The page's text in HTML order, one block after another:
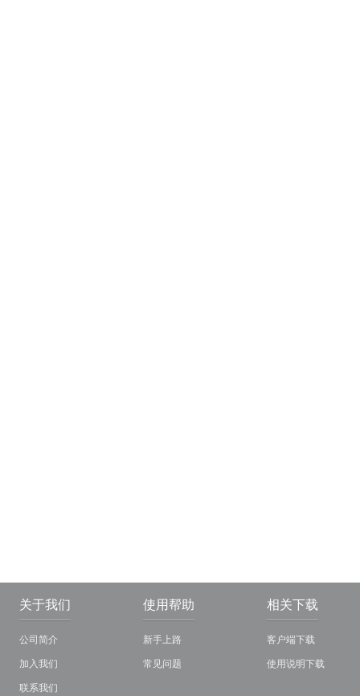
关于我们
公司简介
加入我们
联系我们
使用帮助
新手上路
常见问题
相关下载
客户端下载
使用说明下载